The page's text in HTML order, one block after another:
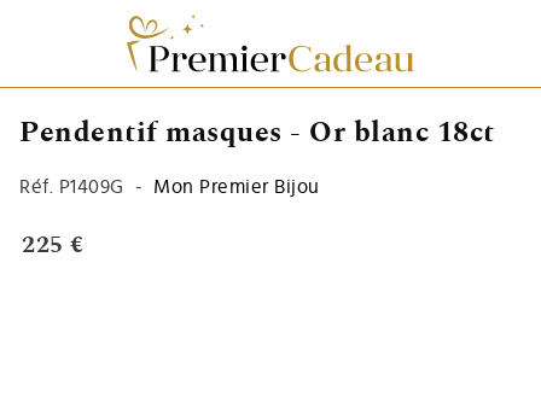
Pendentif masques - Or blanc 18ct
Réf. P1409G - Mon Premier Bijou
225 €